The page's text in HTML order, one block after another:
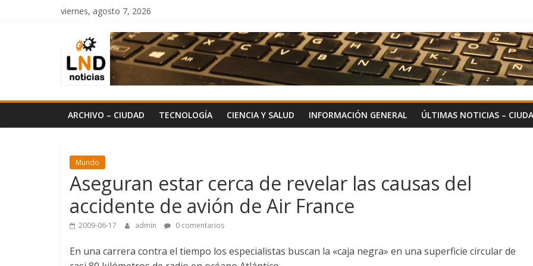
viernes, agosto 7, 2026
LND
Noticias
ARCHIVO – CIUDAD TECNOLOGÍA CIENCIA Y SALUD INFORMACIÓN GENERAL ÚLTIMAS NOTICIAS –
Mundo
Aseguran estar cerca de revelar las causas del
accidente de avión de Air France
2009-06-17 admin 0 comentarios
En una carrera contra el tiempo los especialistas buscan la «caja negra» en una superficie circular de